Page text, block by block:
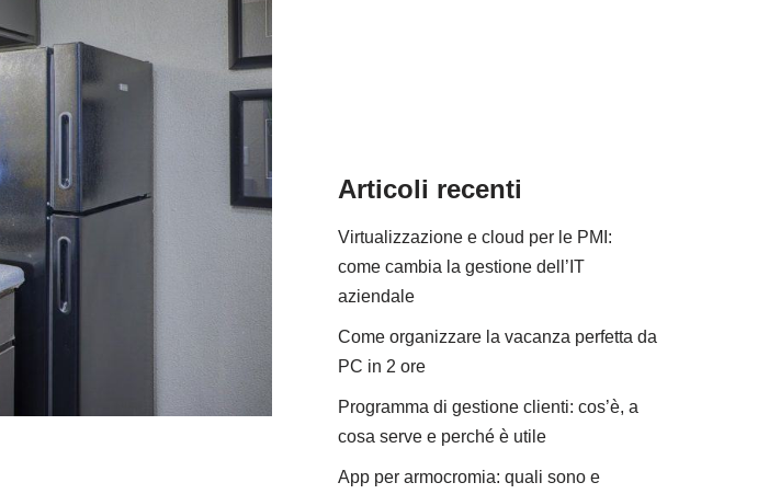
Articoli recenti
Virtualizzazione e cloud per le PMI:
come cambia la gestione dell’IT
aziendale
Come organizzare la vacanza perfetta da
PC in 2 ore
Programma di gestione clienti: cos’è, a
cosa serve e perché è utile
App per armocromia: quali sono e